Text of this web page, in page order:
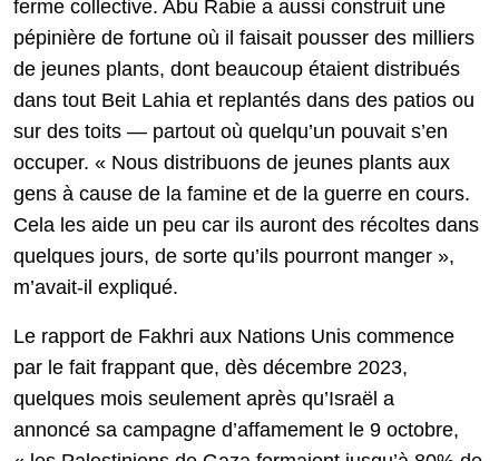
ferme collective. Abu Rabie a aussi construit une
pépinière de fortune où il faisait pousser des milliers
de jeunes plants, dont beaucoup étaient distribués
dans tout Beit Lahia et replantés dans des patios ou
sur des toits — partout où quelqu’un pouvait s’en
occuper. « Nous distribuons de jeunes plants aux
gens à cause de la famine et de la guerre en cours.
Cela les aide un peu car ils auront des récoltes dans
quelques jours, de sorte qu’ils pourront manger »,
m’avait-il expliqué.
Le rapport de Fakhri aux Nations Unis commence
par le fait frappant que, dès décembre 2023,
quelques mois seulement après qu’Israël a
annoncé sa campagne d’affamement le 9 octobre,